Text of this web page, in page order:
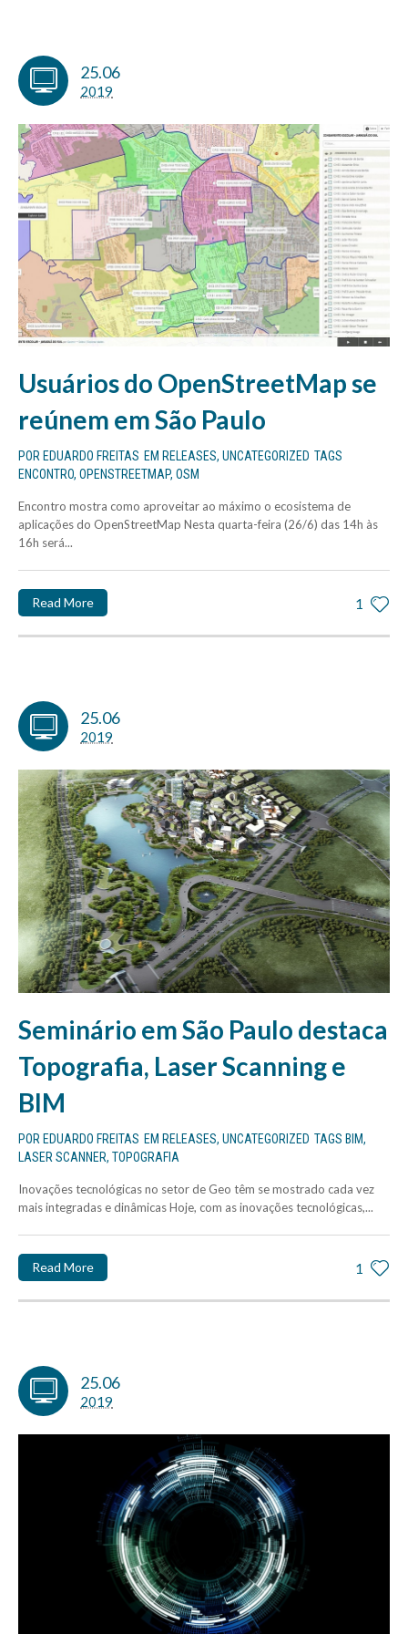
25.06
2019
Usuários do OpenStreetMap se
reúnem em São Paulo
POR EDUARDO FREITAS EM RELEASES, UNCATEGORIZED TAGS
ENCONTRO, OPENSTREETMAP, OSM
Encontro mostra como aproveitar ao máximo o ecosistema de
aplicações do OpenStreetMap Nesta quarta-feira (26/6) das 14h às
16h será...
1
Read More
25.06
2019
Seminário em São Paulo destaca
Topografia, Laser Scanning e
BIM
POR EDUARDO FREITAS EM RELEASES, UNCATEGORIZED TAGS BIM,
LASER SCANNER, TOPOGRAFIA
Inovações tecnológicas no setor de Geo têm se mostrado cada vez
mais integradas e dinâmicas Hoje, com as inovações tecnológicas,...
1
Read More
25.06
2019